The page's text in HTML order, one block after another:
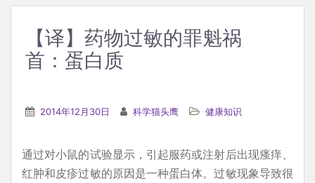
【译】药物过敏的罪魁祸
首：蛋白质
2014年12月30日 科学猫头鹰 健康知识
通过对小鼠的试验显示，引起服药或注射后出现瘙痒、
红肿和皮疹过敏的原因是一种蛋白体。过敏现象导致很